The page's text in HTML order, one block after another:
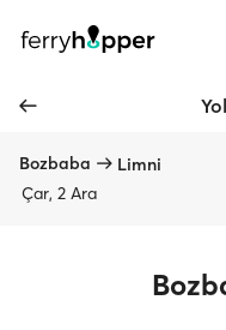
Bozbaba
Limni
Çar, 2 Ara